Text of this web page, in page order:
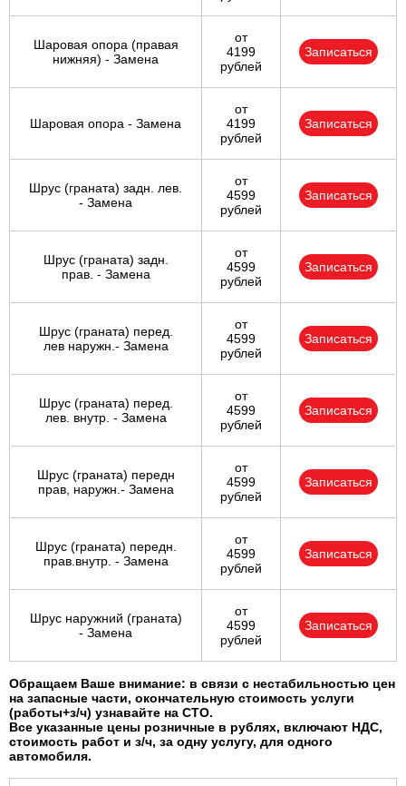
Шаровая опора (правая
нижняя) - Замена
от
4199
рублей
Записаться
Шаровая опора - Замена
от
4199
рублей
Записаться
Шрус (граната) задн. лев.
- Замена
от
4599
рублей
Записаться
Шрус (граната) задн.
прав. - Замена
от
4599
рублей
Записаться
Шрус (граната) перед.
лев наружн.- Замена
от
4599
рублей
Записаться
Шрус (граната) перед.
лев. внутр. - Замена
от
4599
рублей
Записаться
Шрус (граната) передн
прав, наружн.- Замена
от
4599
рублей
Записаться
Шрус (граната) передн.
прав.внутр. - Замена
от
4599
рублей
Записаться
Шрус наружний (граната)
- Замена
от
4599
рублей
Записаться
Обращаем Ваше внимание: в связи с нестабильностью цен
на запасные части, окончательную стоимость услуги
(работы+з/ч) узнавайте на СТО.
Все указанные цены розничные в рублях, включают НДС,
стоимость работ и з/ч, за одну услугу, для одного
автомобиля.